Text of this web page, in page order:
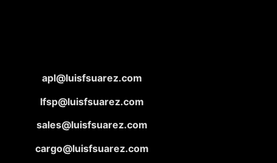
apl@luisfsuarez.com
lfsp@luisfsuarez.com
sales@luisfsuarez.com
cargo@luisfsuarez.com